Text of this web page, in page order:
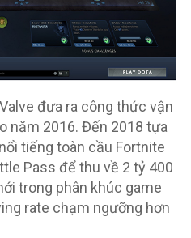
đưa ra công thức vận
năm 2016. Đến 2018 tựa
tiếng toàn cầu Fortnite
Pass để thu về 2 tỷ 400
trong phân khúc game
rate chạm ngưỡng hơn